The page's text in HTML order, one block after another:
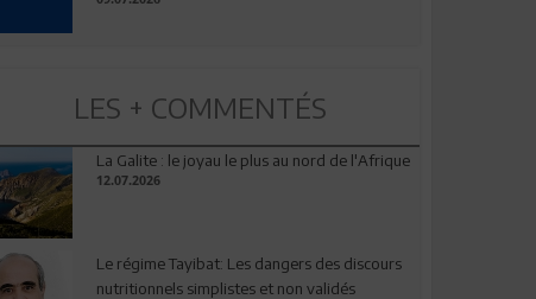
LES + COMMENTÉS
La Galite : le joyau le plus au nord de l'Afrique
12.07.2026
Le régime Tayibat: Les dangers des discours
nutritionnels simplistes et non validés